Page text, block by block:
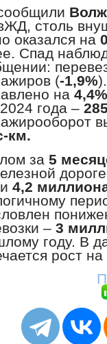
столь
оказался на
Спад
(-1,9%
на 4,4%
года –
км.
за 5
4,2
– 3
году. В
рост на